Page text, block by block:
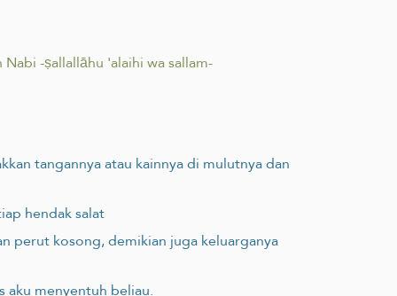
-ṣallallāhu 'alaihi wa sallam-
tangannya atau kainnya di mulutnya dan
hendak salat
perut kosong, demikian juga keluarganya
aku menyentuh beliau.